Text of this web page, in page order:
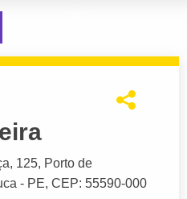
, 125, Porto de
- PE, CEP: 55590-000